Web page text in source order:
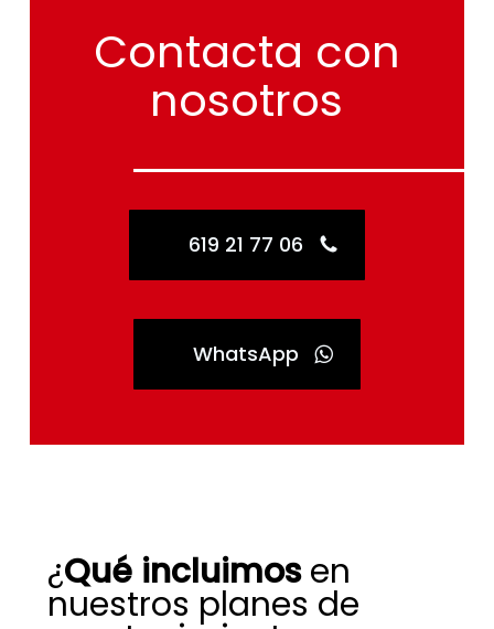
Contacta con
nosotros
619 21 77 06
WhatsApp
¿Qué incluimosen
nuestros planes de